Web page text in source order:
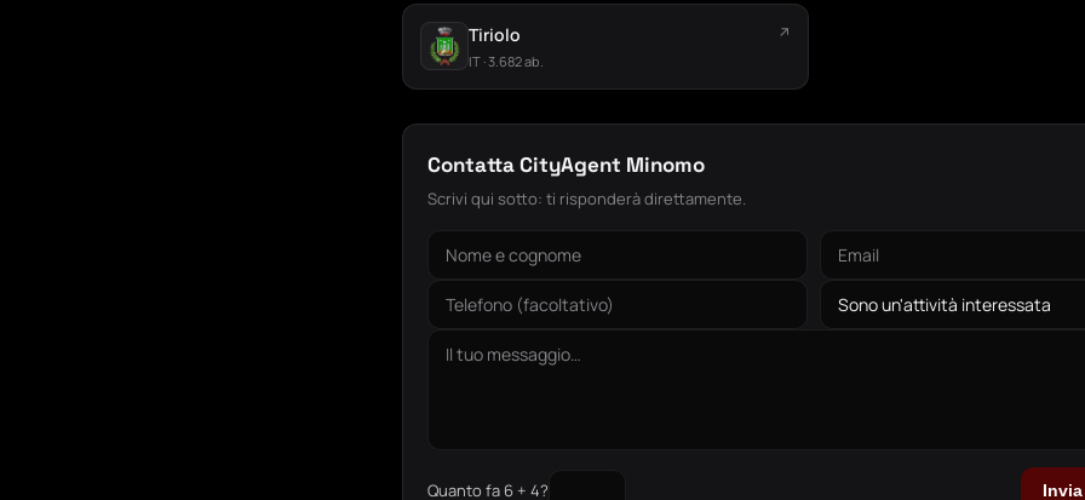
Tiriolo
IT · 3.682 ab.
↗
Contatta CityAgent Minomo
Scrivi qui sotto: ti risponderà direttamente.
Quanto fa 6 + 4?